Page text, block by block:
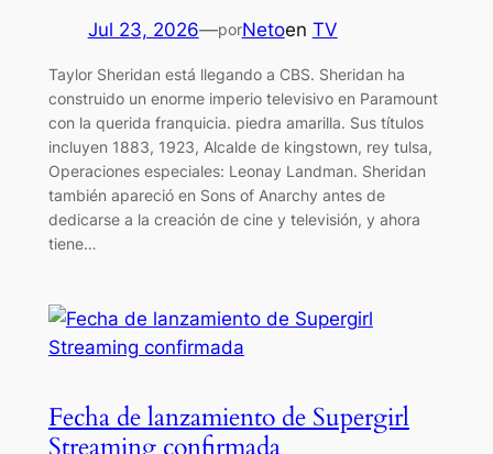
Jul 23, 2026—porNetoen TV
Taylor Sheridan está llegando a CBS. Sheridan ha
construido un enorme imperio televisivo en Paramount
con la querida franquicia. piedra amarilla. Sus títulos
incluyen 1883, 1923, Alcalde de kingstown, rey tulsa,
Operaciones especiales: Leonay Landman. Sheridan
también apareció en Sons of Anarchy antes de
dedicarse a la creación de cine y televisión, y ahora
tiene…
Fecha de lanzamiento de Supergirl
Streaming confirmada